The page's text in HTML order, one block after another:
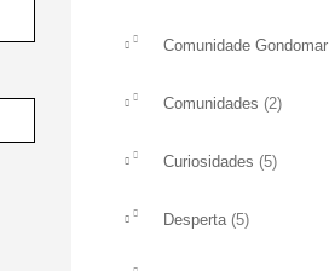
Comunidade Gondomar
Comunidades (2)
Curiosidades (5)
Desperta (5)